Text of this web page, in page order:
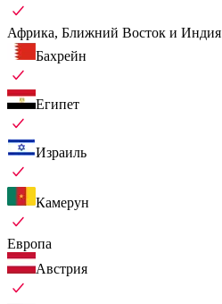
Африка, Ближний Восток и Индия
Бахрейн
Египет
Израиль
Камерун
Европа
Австрия